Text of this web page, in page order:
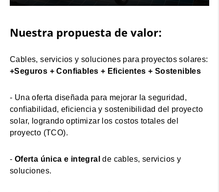
Nuestra propuesta de valor:
Cables, servicios y soluciones para proyectos solares:
+Seguros + Confiables + Eficientes + Sostenibles
- Una oferta diseñada para mejorar la seguridad,
confiabilidad, eficiencia y sostenibilidad del proyecto
solar, logrando optimizar los costos totales del
proyecto (TCO).
- Oferta única e integral de cables, servicios y
soluciones.